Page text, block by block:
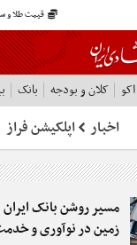
قیمت طلا و
اکو کلان و بودجه بانک
اخبار اپلکیشن فراز
مسیر روشن بانک ایران‌
زمین در نوآوری و